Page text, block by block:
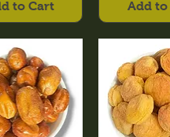
Add to
to Cart